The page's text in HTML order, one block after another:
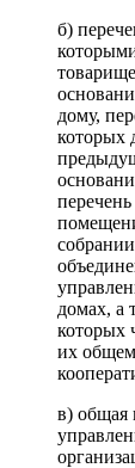
б)
дому,
которых
домах, а
которых
их
в) общая